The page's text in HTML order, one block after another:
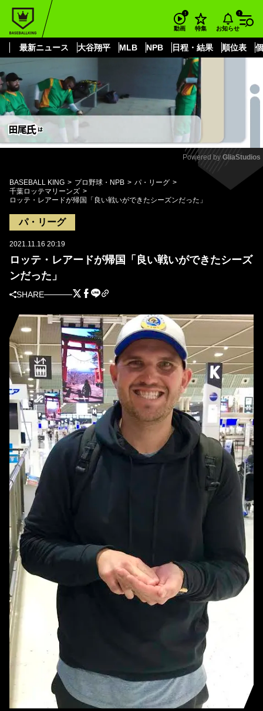
動画 特集 お知らせ
最新ニュース 大谷翔平 MLB NPB 日程・結果 順位表
もっと見る
Mute
Powered by GliaStudios
BASEBALL KING プロ野球・NPB
パ・リーグ
千葉ロッテマリーンズ
ロッテ・レアードが帰国「良い戦いができたシーズンだった」
パ・リーグ
2021.11.16 20:19
ロッテ・レアードが帰国「良い戦いができたシーズ
ンだった」
SHARE